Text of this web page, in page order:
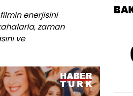
enerjisini
zaman
ve